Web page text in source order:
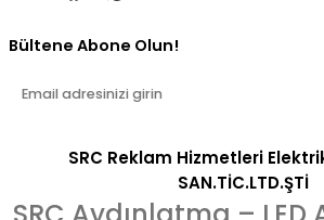
Bültene Abone Olun!
SRC Reklam Hizmetleri
SAN.TİC.LTD.ŞTİ